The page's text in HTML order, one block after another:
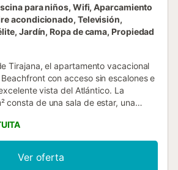
para niños, Wifi, Aparcamiento
acondicionado, Televisión,
Jardín, Ropa de cama, Propiedad
Tirajana, el apartamento vacacional
con acceso sin escalones e
vista del Atlántico. La
consta de una sala de estar, una
personas. Los servicios adicionales
velocidad apto para videollamadas,
dedicado para la oficina en casa,
lavadora y toallas de playa o
Ver oferta